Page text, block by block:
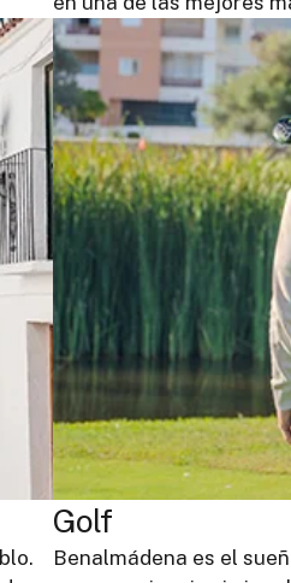
Golf
Benalmádena es el